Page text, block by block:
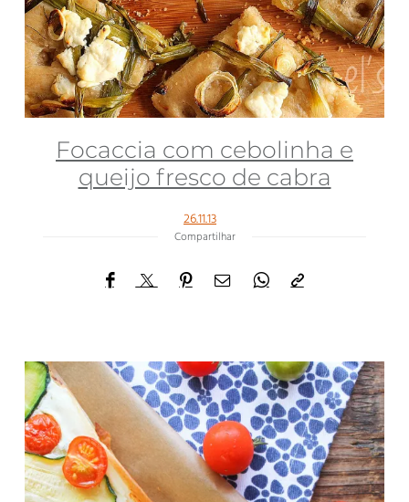
Focaccia com cebolinha e
queijo fresco de cabra
26.11.13
Compartilhar